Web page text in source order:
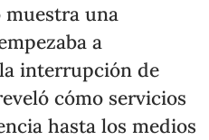
una
a
interrupción de
cómo servicios
hasta los medios